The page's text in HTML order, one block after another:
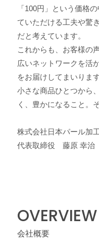
「100円」という価格
ていただける工夫や驚
だと考えています。
これからも、お客様の
広いネットワークを活
をお届けしてまいります
小さな商品ひとつから
く、豊かになること。
株式会社日本パール加
代表取締役 藤原 幸治
OVERVIEW
会社概要